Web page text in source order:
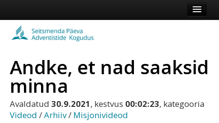
Koduleht
Vaata veel
Logi sisse või registreeru
Andke, et nad saaksid
minna
Avaldatud 30.9.2021, kestvus 00:02:23, kategooria
Videod /Arhiiv/ Misjonivideod